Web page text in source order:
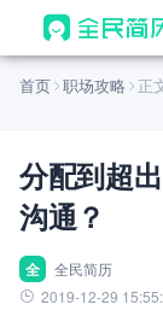
首页
AI 生
AI 翻译
AI 诊
首页 职场攻略 正
分配到超
沟通？
全
全民简历
2019-12-29